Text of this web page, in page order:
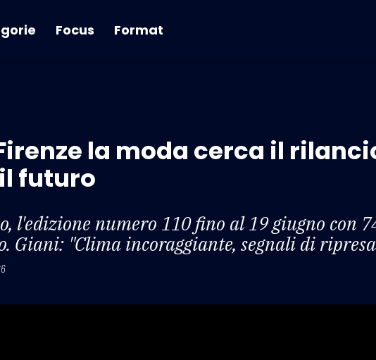
Focus Format
la moda cerca il
futuro
l'edizione numero 110 fino al 19 giugno con
Giani: "Clima incoraggiante, segnali di